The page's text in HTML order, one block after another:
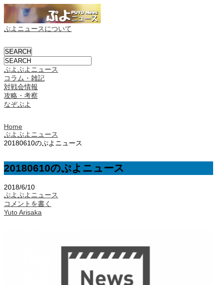
ぷよニュースについて
ぷよぷよニュース
コラム・雑記
対戦会情報
攻略・考察
なぞぷよ
Home
ぷよぷよニュース
20180610のぷよニュース
20180610のぷよニュース
2018/6/10
ぷよぷよニュース
コメントを書く
Yuto Arisaka